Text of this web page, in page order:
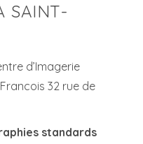
SAINT-
d’Imagerie
32 rue de
standards